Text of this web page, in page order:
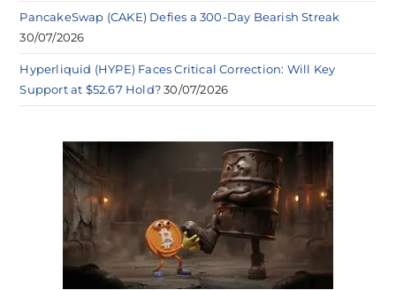
PancakeSwap (CAKE) Defies a 300-Day Bearish Streak
30/07/2026
Hyperliquid (HYPE) Faces Critical Correction: Will Key
Support at $52.67 Hold? 30/07/2026